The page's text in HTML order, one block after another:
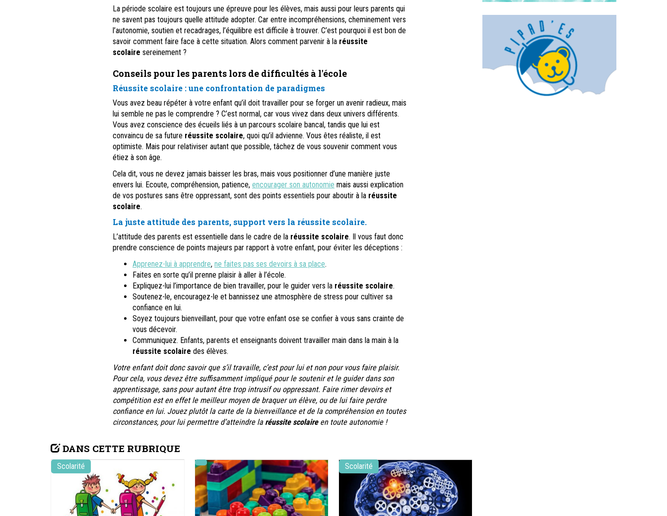
La période scolaire est toujours une épreuve pour les élèves, mais aussi pour leurs parents qui
ne savent pas toujours quelle attitude adopter. Car entre incompréhensions, cheminement vers
l’autonomie, soutien et recadrages, l’équilibre est difficile à trouver. C’est pourquoi il est bon de
savoir comment faire face à cette situation. Alors comment parvenir à la réussite
scolaire sereinement ?
Conseils pour les parents lors de difficultés à l'école
Réussite scolaire : une confrontation de paradigmes
Vous avez beau répéter à votre enfant qu’il doit travailler pour se forger un avenir radieux, mais
lui semble ne pas le comprendre ? C’est normal, car vous vivez dans deux univers différents.
Vous avez conscience des écueils liés à un parcours scolaire bancal, tandis que lui est
convaincu de sa future réussite scolaire, quoi qu’il advienne. Vous êtes réaliste, il est
optimiste. Mais pour relativiser autant que possible, tâchez de vous souvenir comment vous
étiez à son âge.
Cela dit, vous ne devez jamais baisser les bras, mais vous positionner d’une manière juste
envers lui. Ecoute, compréhension, patience, encourager son autonomie mais aussi explication
de vos postures sans être oppressant, sont des points essentiels pour aboutir à la réussite
scolaire.
La juste attitude des parents, support vers la réussite scolaire.
L’attitude des parents est essentielle dans le cadre de la réussite scolaire. Il vous faut donc
prendre conscience de points majeurs par rapport à votre enfant, pour éviter les déceptions :
Apprenez-lui à apprendre, ne faites pas ses devoirs à sa place.
Faites en sorte qu’il prenne plaisir à aller à l’école.
Expliquez-lui l’importance de bien travailler, pour le guider vers la réussite scolaire.
Soutenez-le, encouragez-le et bannissez une atmosphère de stress pour cultiver sa
confiance en lui.
Soyez toujours bienveillant, pour que votre enfant ose se confier à vous sans crainte de
vous décevoir.
Communiquez. Enfants, parents et enseignants doivent travailler main dans la main à la
réussite scolaire des élèves.
Votre enfant doit donc savoir que s’il travaille, c’est pour lui et non pour vous faire plaisir.
Pour cela, vous devez être suffisamment impliqué pour le soutenir et le guider dans son
apprentissage, sans pour autant être trop intrusif ou oppressant. Faire rimer devoirs et
compétition est en effet le meilleur moyen de braquer un élève, ou de lui faire perdre
confiance en lui. Jouez plutôt la carte de la bienveillance et de la compréhension en toutes
circonstances, pour lui permettre d’atteindre la réussite scolaire en toute autonomie !
DANS CETTE RUBRIQUE
Scolarité Scolarité